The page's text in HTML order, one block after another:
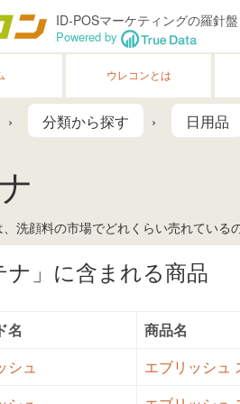
ID-POSマーケティングの羅針盤
Powered by
ウレコンとは
分類から探す 日用品
、洗顔料の市場でどれくらい売れてい
ナ」に含まれる商品
名
商品名
シュ
エブリッシュ